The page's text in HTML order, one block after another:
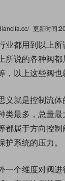
更新时间
业都用到以上
所说的各种阀
以上这些阀也
义就是控制流
类最多，总量
都属于方向控
系统的压力。
一个维度对阀